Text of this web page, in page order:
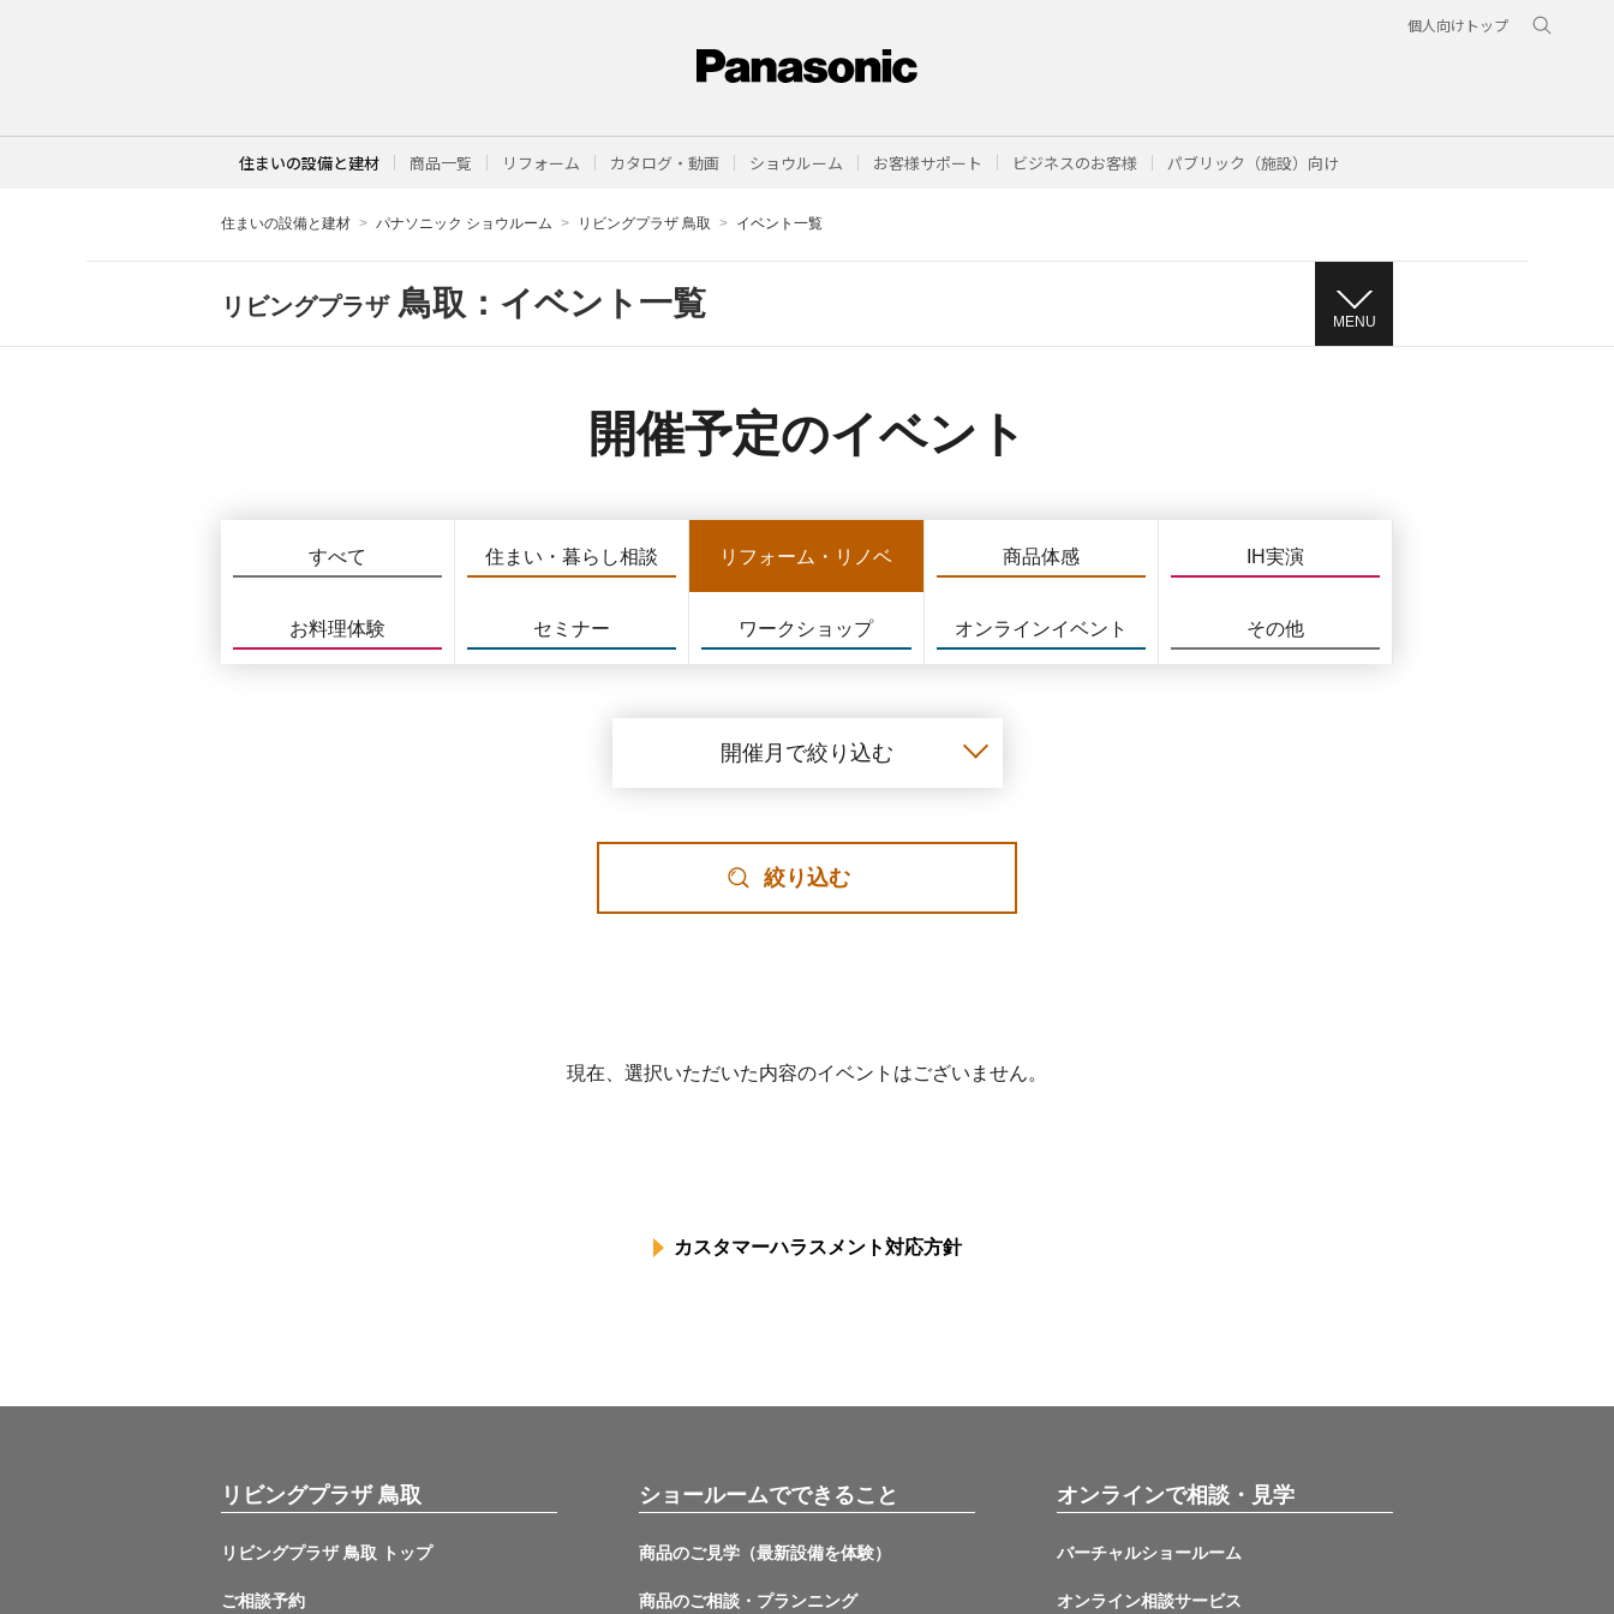
個人向けトップ
住まいの設備と建材 商品一覧 リフォーム カタログ・動画 ショウルーム お客様サポート ビジネスのお客様 パブリック（施設）向け
住まいの設備と建材 パナソニック ショウルーム リビングプラザ 鳥取 イベント一覧
リビングプラザ鳥取：イベント一覧 MENU
開催予定のイベント
すべて 住まい・暮らし相談 リフォーム・リノベ 商品体感 IH実演
お料理体験 セミナー ワークショップ オンラインイベント その他
開催月で絞り込む
絞り込む
現在、選択いただいた内容のイベントはございません。
カスタマーハラスメント対応方針
リビングプラザ 鳥取
リビングプラザ 鳥取 トップ
ご相談予約
ショールームでできること
商品のご見学（最新設備を体験）
商品のご相談・プランニング
オンラインで相談・見学
バーチャルショールーム
オンライン相談サービス